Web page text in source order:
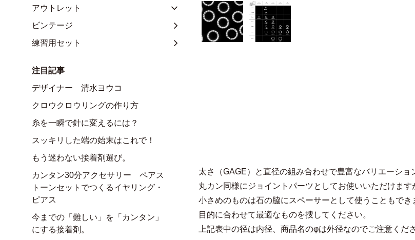
太さ（GAGE）と直径の組み合わせで豊富なバリエーショ
丸カン同様にジョイントパーツとしてお使いいただけます
小さめのものは石の脇にスペーサーとして使うこともでき
目的に合わせて最適なものを捜してください。
上記表中の径は内径、商品名のφは外径なのでご注意くださ
アウトレット
ビンテージ
練習用セット
注目記事
デザイナー 清水ヨウコ
クロウクロウリングの作り方
糸を一瞬で針に変えるには？
スッキリした端の始末はこれで！
もう迷わない接着剤選び。
カンタン30分アクセサリー ペアス
トーンセットでつくるイヤリング・
ピアス
今までの「難しい」を「カンタン」
にする接着剤。